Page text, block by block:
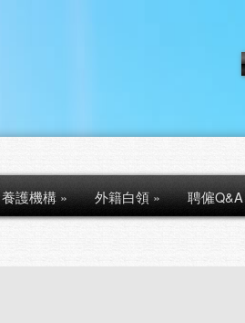
養護機構» 外籍白領» 聘僱Q&A